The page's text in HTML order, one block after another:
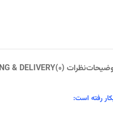
نظرات (0) & DELIVERY
رفته است: